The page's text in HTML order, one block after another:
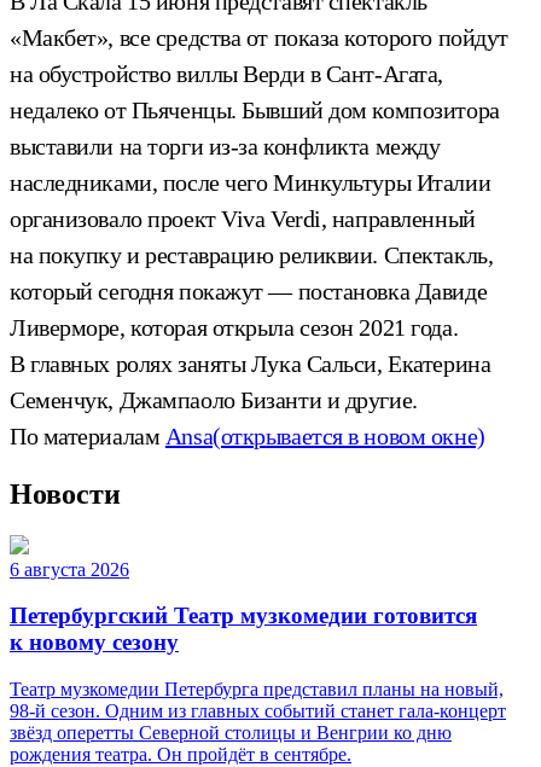
«Макбет», все средства от показа которого пойдут
на обустройство виллы Верди в Сант-Агата,
недалеко от Пьяченцы. Бывший дом композитора
выставили на торги из-за конфликта между
наследниками, после чего Минкультуры Италии
организовало проект Viva Verdi, направленный
на покупку и реставрацию реликвии. Спектакль,
который сегодня покажут — постановка Давиде
Ливерморе, которая открыла сезон 2021 года.
В главных ролях заняты Лука Сальси, Екатерина
Семенчук, Джампаоло Бизанти и другие.
По материалам Ansa(открывается в новом окне)
Новости
6 августа 2026
Петербургский Театр музкомедии готовится
к новому сезону
Театр музкомедии Петербурга представил планы на новый,
98-й сезон. Одним из главных событий станет гала-концерт
звёзд оперетты Северной столицы и Венгрии ко дню
рождения театра. Он пройдёт в сентябре.